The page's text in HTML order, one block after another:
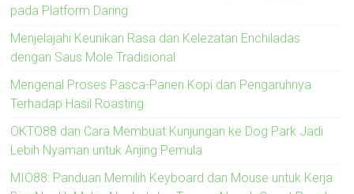
pada Platform Daring
Menjelajahi Keunikan Rasa dan Kelezatan Enchiladas
dengan Saus Mole Tradisional
Mengenal Proses Pasca-Panen Kopi dan Pengaruhnya
Terhadap Hasil Roasting
OKTO88 dan Cara Membuat Kunjungan ke Dog Park Jadi
Lebih Nyaman untuk Anjing Pemula
MIO88: Panduan Memilih Keyboard dan Mouse untuk Kerja